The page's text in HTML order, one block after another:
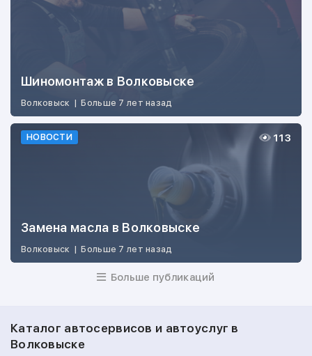
Шиномонтаж в Волковыске
Волковыск | Больше 7 лет назад
НОВОСТИ
Замена масла в Волковыске
Волковыск | Больше 7 лет назад
113
Больше публикаций
Каталог автосервисов и автоуслуг в
Волковыске